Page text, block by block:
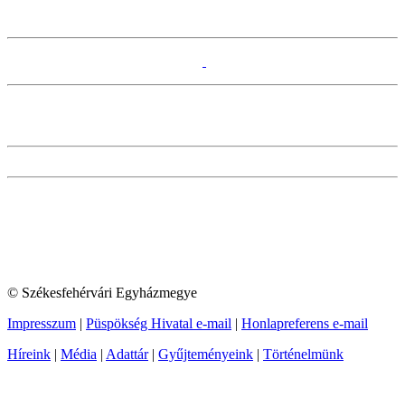
© Székesfehérvári Egyházmegye
Impresszum | Püspökség Hivatal e-mail | Honlapreferens e-mail
Híreink | Média | Adattár| Gyűjteményeink | Történelmünk